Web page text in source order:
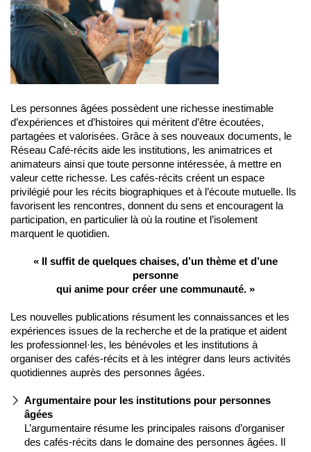
Les personnes âgées possèdent une richesse inestimable
d’expériences et d’histoires qui méritent d’être écoutées,
partagées et valorisées. Grâce à ses nouveaux documents, le
Réseau Café-récits aide les institutions, les animatrices et
animateurs ainsi que toute personne intéressée, à mettre en
valeur cette richesse. Les cafés-récits créent un espace
privilégié pour les récits biographiques et à l’écoute mutuelle. Ils
favorisent les rencontres, donnent du sens et encouragent la
participation, en particulier là où la routine et l’isolement
marquent le quotidien.
« Il suffit de quelques chaises, d’un thème et d’une
personne
qui anime pour créer une communauté. »
Les nouvelles publications résument les connaissances et les
expériences issues de la recherche et de la pratique et aident
les professionnel·les, les bénévoles et les institutions à
organiser des cafés-récits et à les intégrer dans leurs activités
quotidiennes auprès des personnes âgées.
Argumentaire pour les institutions pour personnes
âgées
L’argumentaire résume les principales raisons d’organiser
des cafés-récits dans le domaine des personnes âgées. Il